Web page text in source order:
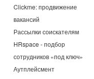
Clickme: продвижение
вакансий
Рассылки соискателям
HRspace - подбор
сотрудников «под ключ»
Аутплейсмент